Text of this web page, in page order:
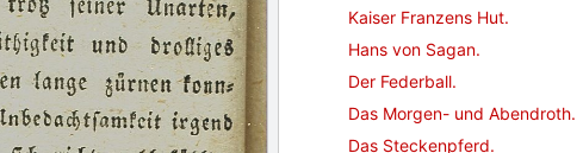
Kaiser Franzens Hut.
Hans von Sagan.
Der Federball.
Das Morgen- und Abendroth.
Das Steckenpferd.